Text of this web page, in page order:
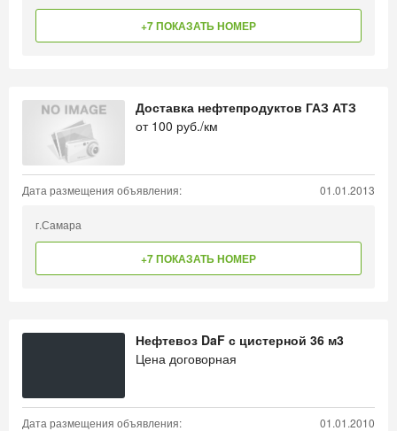
+7 ПОКАЗАТЬ НОМЕР
Доставка нефтепродуктов ГАЗ АТЗ
от 100 руб./км
Дата размещения объявления: 01.01.2013
г.Самара
+7 ПОКАЗАТЬ НОМЕР
Нефтевоз DaF с цистерной 36 м3
Цена договорная
Дата размещения объявления: 01.01.2010